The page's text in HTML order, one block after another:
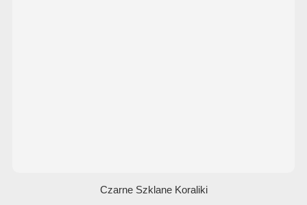
Czarne Szklane Koraliki